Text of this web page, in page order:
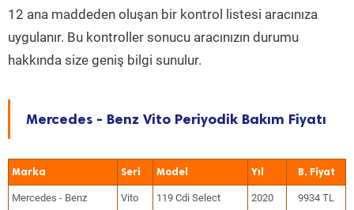
12 ana maddeden oluşan bir kontrol listesi aracınıza
uygulanır. Bu kontroller sonucu aracınızın durumu
hakkında size geniş bilgi sunulur.
Mercedes - Benz Vito Periyodik Bakım Fiyatı
Marka Seri Model Yıl
Mercedes - Benz Vito 119 Cdi Select 2020 9934 TL